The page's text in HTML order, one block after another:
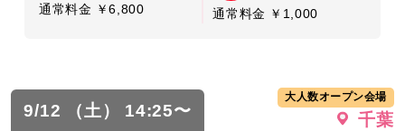
通常料金 ￥6,800 通常料金 ￥1,000
9/12 （土） 14:25〜
大人数オープン会場
千葉